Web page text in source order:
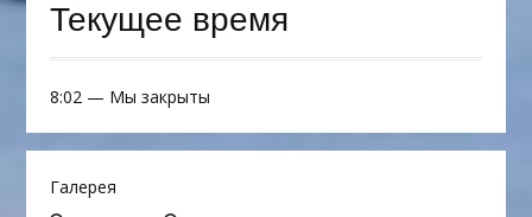
Текущее время
8:02— Мы закрыты
Галерея